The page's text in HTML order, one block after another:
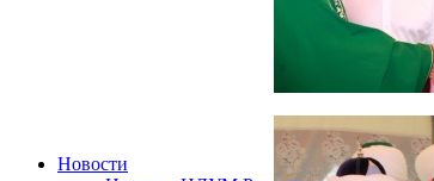
Новости